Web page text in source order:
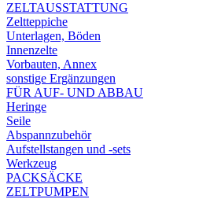
ZELTAUSSTATTUNG
Zeltteppiche
Unterlagen, Böden
Innenzelte
Vorbauten, Annex
sonstige Ergänzungen
FÜR AUF- UND ABBAU
Heringe
Seile
Abspannzubehör
Aufstellstangen und -sets
Werkzeug
PACKSÄCKE
ZELTPUMPEN